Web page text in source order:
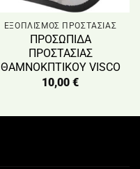
ΕΞΟΠΛΙΣΜΟΣ ΠΡΟΣΤΑΣΙΑΣ
ΠΡΟΣΩΠΙΔΑ
ΠΡΟΣΤΑΣΙΑΣ
ΘΑΜΝΟΚΠΤΙΚΟΥ VISCO
10,00 €